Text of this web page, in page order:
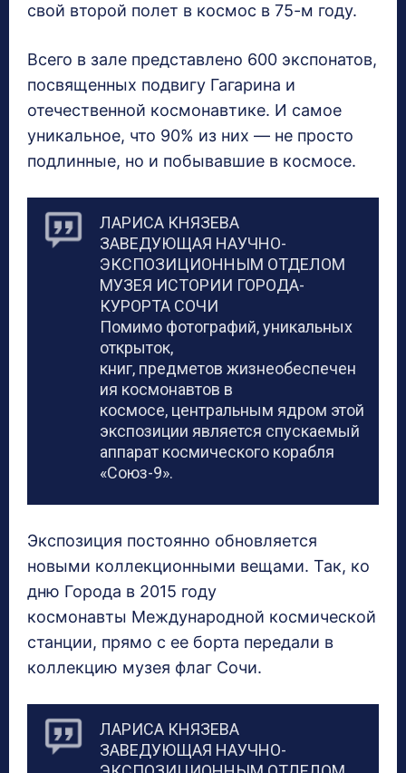
свой второй полет в космос в 75-м году.
Всего в зале представлено 600 экспонатов,
посвященных подвигу Гагарина и
отечественной космонавтике. И самое
уникальное, что 90% из них — не просто
подлинные, но и побывавшие в космосе.
ЛАРИСА КНЯЗЕВА
ЗАВЕДУЮЩАЯ НАУЧНО-
ЭКСПОЗИЦИОННЫМ ОТДЕЛОМ
МУЗЕЯ ИСТОРИИ ГОРОДА-
КУРОРТА СОЧИ
Помимо фотографий, уникальных
открыток,
книг, предметов жизнеобеспечен
ия космонавтов в
космосе, центральным ядром этой
экспозиции является спускаемый
аппарат космического корабля
«Союз-9».
Экспозиция постоянно обновляется
новыми коллекционными вещами. Так, ко
дню Города в 2015 году
космонавты Международной космической
станции, прямо с ее борта передали в
коллекцию музея флаг Сочи.
ЛАРИСА КНЯЗЕВА
ЗАВЕДУЮЩАЯ НАУЧНО-